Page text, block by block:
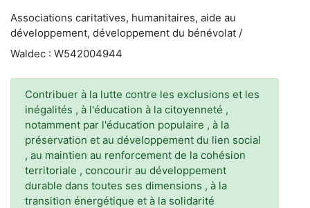
Associations caritatives, humanitaires, aide au
développement, développement du bénévolat /
Waldec : W542004944
Contribuer à la lutte contre les exclusions et les
inégalités , à l'éducation à la citoyenneté ,
notamment par l'éducation populaire , à la
préservation et au développement du lien social
, au maintien au renforcement de la cohésion
territoriale , concourir au développement
durable dans toutes ses dimensions , à la
transition énergétique et à la solidarité